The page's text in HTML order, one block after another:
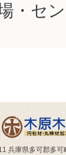
・セ
兵庫県多可郡多